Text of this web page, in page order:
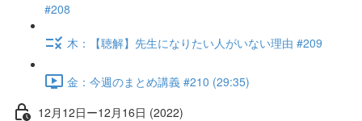
#208
木：【聴解】先生になりたい人がいない理由 #209
金：今週のまとめ講義 #210 (29:35)
12月12日ー12月16日 (2022)